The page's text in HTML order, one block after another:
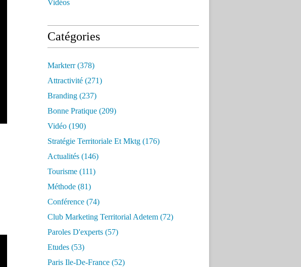
Vidéos
Catégories
Markterr(378)
Attractivité (271)
Branding (237)
Bonne Pratique (209)
Vidéo (190)
Stratégie Territoriale Et Mktg (176)
Actualités (146)
Tourisme (111)
Méthode (81)
Conférence (74)
Club Marketing Territorial Adetem (72)
Paroles D'experts (57)
Etudes (53)
Paris Ile-De-France (52)